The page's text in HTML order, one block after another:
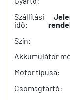
Szállítási
idő:
Szín:
Akkumulátor
Motor típusa:
Csomagtartó: